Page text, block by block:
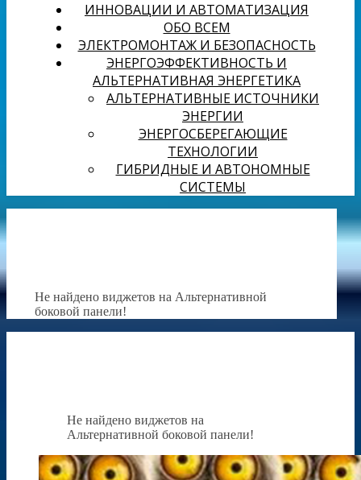
ИННОВАЦИИ И АВТОМАТИЗАЦИЯ
ОБО ВСЕМ
ЭЛЕКТРОМОНТАЖ И БЕЗОПАСНОСТЬ
ЭНЕРГОЭФФЕКТИВНОСТЬ И
АЛЬТЕРНАТИВНАЯ ЭНЕРГЕТИКА
АЛЬТЕРНАТИВНЫЕ ИСТОЧНИКИ
ЭНЕРГИИ
ЭНЕРГОСБЕРЕГАЮЩИЕ
ТЕХНОЛОГИИ
ГИБРИДНЫЕ И АВТОНОМНЫЕ
СИСТЕМЫ
Не найдено виджетов на Альтернативной
боковой панели!
Не найдено виджетов на
Альтернативной боковой панели!